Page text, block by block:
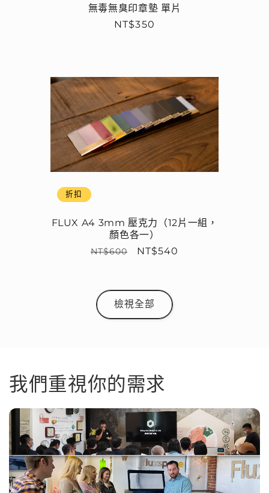
無毒無臭印章墊 單片
定
NT$350
折扣
FLUX A4 3mm 壓克力（12片一組，
顏色各一）
定
NT$600
售
NT$540
檢視全部
我們重視你的需求